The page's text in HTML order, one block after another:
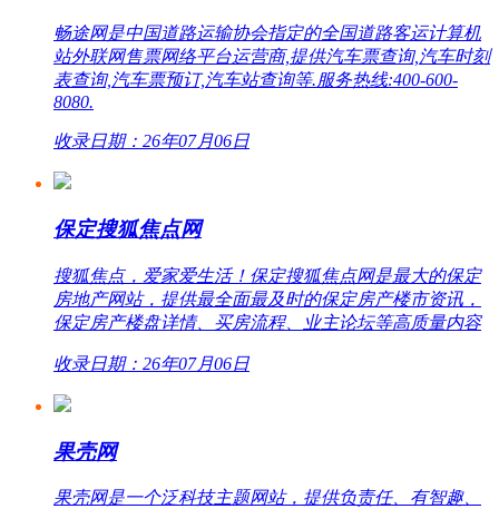
畅途网是中国道路运输协会指定的全国道路客运计算机
站外联网售票网络平台运营商,提供汽车票查询,汽车时刻
表查询,汽车票预订,汽车站查询等.服务热线:400-600-
8080.
收录日期：26年07月06日
保定搜狐焦点网
搜狐焦点，爱家爱生活！保定搜狐焦点网是最大的保定
房地产网站，提供最全面最及时的保定房产楼市资讯，
保定房产楼盘详情、买房流程、业主论坛等高质量内容
收录日期：26年07月06日
果壳网
果壳网是一个泛科技主题网站，提供负责任、有智趣、